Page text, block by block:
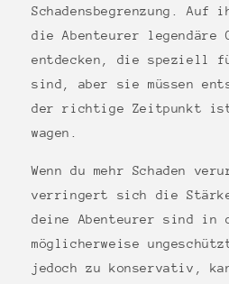
Schadensbegrenzung. Auf
die Abenteurer legendäre
entdecken, die speziell
sind, aber sie müssen
der richtige Zeitpunkt
wagen.
Wenn du mehr Schaden
verringert sich die
deine Abenteurer sind in
möglicherweise
jedoch zu konservativ,